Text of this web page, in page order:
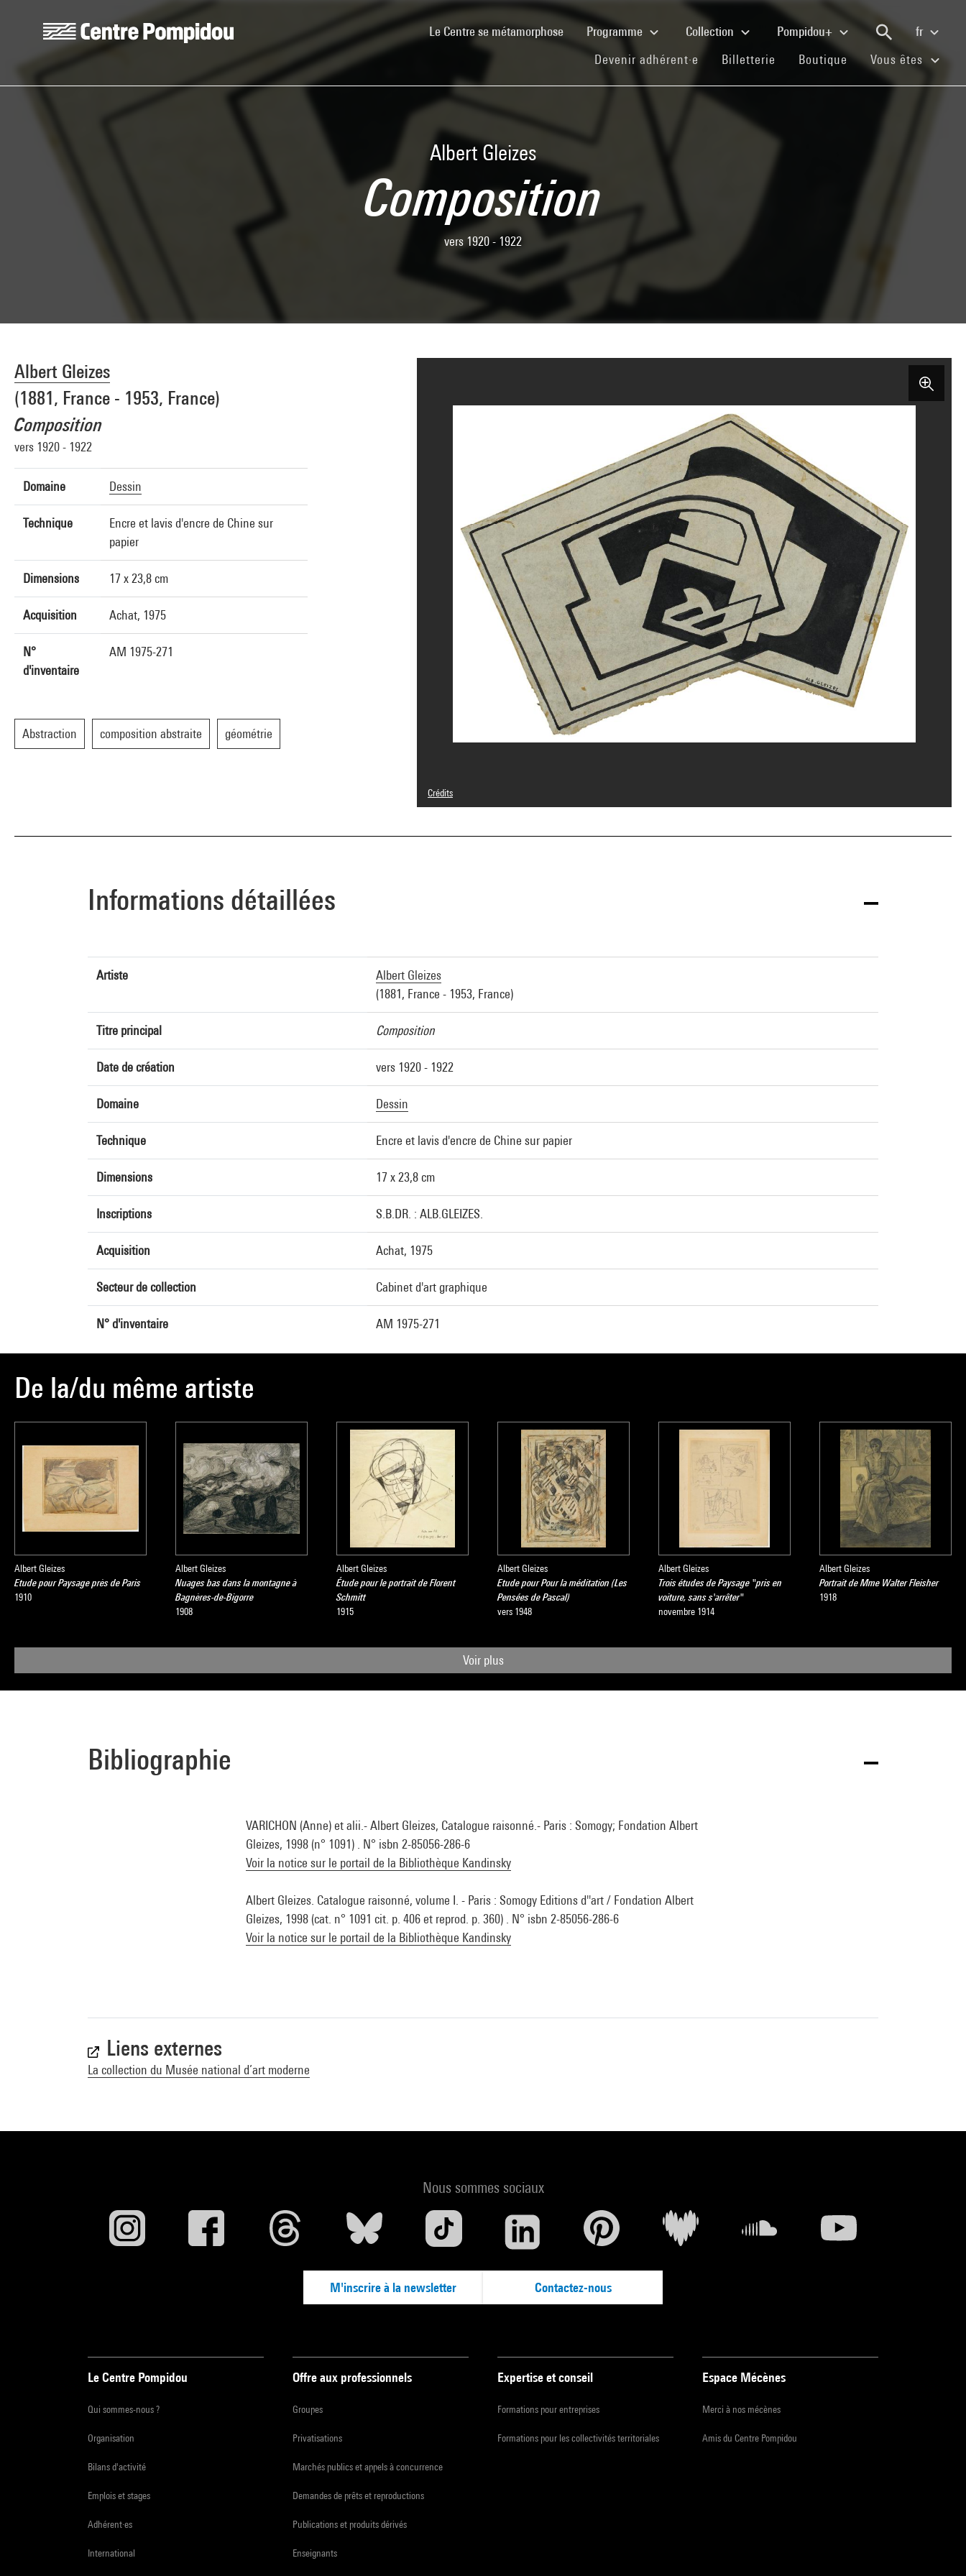
Centre Pompidou
Le Centre se métamorphose(current)Programme Collection Pompidou+
fr
Devenir adhérent·e (current)
Billetterie (current)
Boutique(current)Vous êtes
Albert Gleizes
Composition
vers 1920 - 1922
Albert Gleizes
(1881, France - 1953, France)
Composition
vers 1920 - 1922
Domaine Dessin
Technique
Encre et lavis d'encre de Chine sur
papier
Dimensions 17 x 23,8 cm
Acquisition Achat, 1975
N°
d'inventaire
AM 1975-271
Abstraction composition abstraite géométrie
Crédits
Domaine public
Réf. image : 4N06846
Informations détaillées
Artiste
Albert Gleizes
(1881, France - 1953, France)
Titre principal Composition
Date de création vers 1920 - 1922
Domaine Dessin
Technique Encre et lavis d'encre de Chine sur papier
Dimensions 17 x 23,8 cm
Inscriptions S.B.DR. : ALB.GLEIZES.
Acquisition Achat, 1975
Secteur de collection Cabinet d'art graphique
N° d'inventaire AM 1975-271
De la/du même artiste
Albert Gleizes
Etude pour Paysage près de Paris
1910
Albert Gleizes
Nuages bas dans la montagne à
Bagnères-de-Bigorre
1908
Albert Gleizes
Étude pour le portrait de Florent
Schmitt
1915
Albert Gleizes
Etude pour Pour la méditation (Les
Pensées de Pascal)
vers 1948
Albert Gleizes
Trois études de Paysage "pris en
voiture, sans s'arrêter"
novembre 1914
Albert Gleizes
Portrait de Mme Walter Fleisher
1918
Voir plus
Bibliographie
VARICHON (Anne) et alii.- Albert Gleizes, Catalogue raisonné.- Paris : Somogy; Fondation Albert
Gleizes, 1998 (n° 1091) . N° isbn 2-85056-286-6
Voir la notice sur le portail de la Bibliothèque Kandinsky
Albert Gleizes. Catalogue raisonné, volume I. - Paris : Somogy Editions d''art / Fondation Albert
Gleizes, 1998 (cat. n° 1091 cit. p. 406 et reprod. p. 360) . N° isbn 2-85056-286-6
Voir la notice sur le portail de la Bibliothèque Kandinsky
Liens externes
La collection du Musée national d’art moderne
Nous sommes sociaux
M'inscrire à la newsletter Contactez-nous
Le Centre Pompidou
Qui sommes-nous ?
Organisation
Bilans d'activité
Emplois et stages
Adhérent·es
International
Offre aux professionnels
Groupes
Privatisations
Marchés publics et appels à concurrence
Demandes de prêts et reproductions
Publications et produits dérivés
Enseignants
Expertise et conseil
Formations pour entreprises
Formations pour les collectivités territoriales
Espace Mécènes
Merci à nos mécènes
Amis du Centre Pompidou